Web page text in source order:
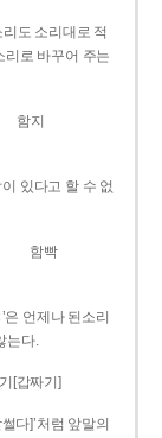
도 소리대로 적
리로 바꾸어 주는
함지
있다고 할 수 없
함빡
은 언제나 된소리
는다.
[갑짜기]
다]’처럼 앞말의